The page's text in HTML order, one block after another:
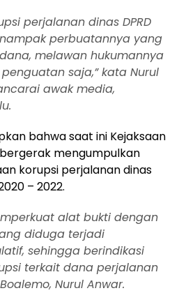
perjalanan dinas DPRD
perbuatannya yang
melawan hukumannya
saja,” kata Nurul
awak media,
bahwa saat ini Kejaksaan
mengumpulkan
korupsi perjalanan dinas
– 2022.
alat bukti dengan
diduga terjadi
sehingga berindikasi
terkait dana perjalanan
Nurul Anwar.